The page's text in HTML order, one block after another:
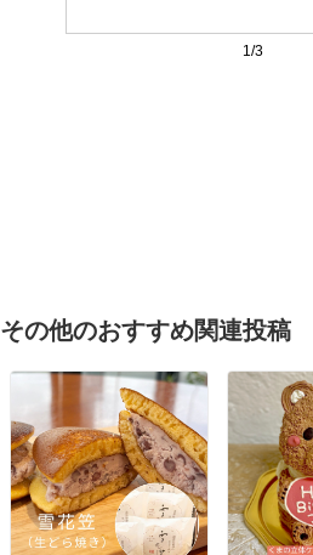
1/3
その他のおすすめ関連投稿